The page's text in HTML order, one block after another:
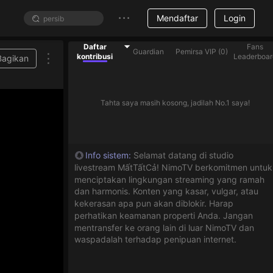
Mendaftar Login
Daftar
kontribusi
Guardian Pemirsa VIP (0)
Fans
Tahta saya masih kosong, jadilah No.1 saya!
Info sistem: Selamat datang di studio
livestream MấtTấtCả! NimoTV berkomitmen untuk
menciptakan lingkungan streaming yang ramah
dan harmonis. Konten yang kasar, vulgar, atau
kekerasan apa pun akan diblokir. Harap
perhatikan keamanan properti Anda. Jangan
mentransfer ke orang lain di luar NimoTV dan
waspadalah terhadap penipuan internet.